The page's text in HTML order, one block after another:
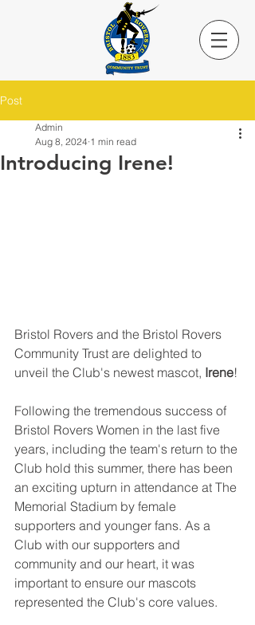
Post
Introducing Irene!
Admin
Aug 8, 2024 1 min read
Bristol Rovers and the Bristol Rovers
Community Trust are delighted to
unveil the Club's newest mascot, Irene!
Following the tremendous success of
Bristol Rovers Women in the last five
years, including the team's return to the
Club hold this summer, there has been
an exciting upturn in attendance at The
Memorial Stadium by female
supporters and younger fans. As a
Club with our supporters and
community and our heart, it was
important to ensure our mascots
represented the Club's core values.